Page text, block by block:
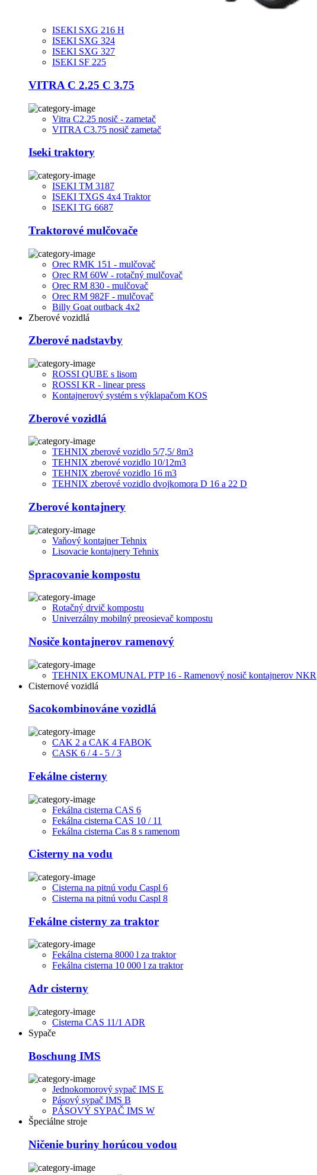
ISEKI SXG 216 H
ISEKI SXG 324
ISEKI SXG 327
ISEKI SF 225
VITRA C 2.25 C 3.75
Vitra C2.25 nosič - zametač
VITRA C3.75 nosič zametač
Iseki traktory
ISEKI TM 3187
ISEKI TXGS 4x4 Traktor
ISEKI TG 6687
Traktorové mulčovače
Orec RMK 151 - mulčovač
Orec RM 60W - rotačný mulčovač
Orec RM 830 - mulčovač
Orec RM 982F - mulčovač
Billy Goat outback 4x2
Zberové vozidlá
Zberové nadstavby
ROSSI QUBE s lisom
ROSSI KR - linear press
Kontajnerový systém s výklapačom KOS
Zberové vozidlá
TEHNIX zberové vozidlo 5/7,5/ 8m3
TEHNIX zberové vozidlo 10/12m3
TEHNIX zberové vozidlo 16 m3
TEHNIX zberové vozidlo dvojkomora D 16 a 22 D
Zberové kontajnery
Vaňový kontajner Tehnix
Lisovacie kontajnery Tehnix
Spracovanie kompostu
Rotačný drvič kompostu
Univerzálny mobilný preosievač kompostu
Nosiče kontajnerov ramenový
TEHNIX EKOMUNAL PTP 16 - Ramenový nosič kontajnerov NKR
Cisternové vozidlá
Sacokombinováne vozidlá
CAK 2 a CAK 4 FABOK
CASK 6 / 4 - 5 / 3
Fekálne cisterny
Fekálna cisterna CAS 6
Fekálna cisterna CAS 10 / 11
Fekálna cisterna Cas 8 s ramenom
Cisterny na vodu
Cisterna na pitnú vodu Caspl 6
Cisterna na pitnú vodu Caspl 8
Fekálne cisterny za traktor
Fekálna cisterna 8000 l za traktor
Fekálna cisterna 10 000 l za traktor
Adr cisterny
Cisterna CAS 11/1 ADR
Sypače
Boschung IMS
Jednokomorový sypač IMS E
Pásový sypač IMS B
PÁSOVÝ SYPAČ IMS W
Špeciálne stroje
Ničenie buriny horúcou vodou